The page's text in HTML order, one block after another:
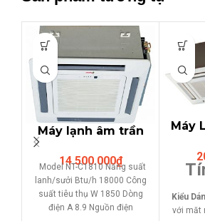
Máy lạnh âm trần
NAGAKAWA 2HP
(18,000Btu/h) NT-
C1810
14.500.000₫
Model NT-C1810 Năng suất
lanh/sưởi Btu/h 18000 Công
suất tiêu thụ W 1850 Dòng
điện A 8.9 Nguồn điện
Máy
CU/
Kiểu
với mặt